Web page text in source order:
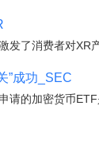
了消费者对XR
”成功_SEC
请的加密货币ETF